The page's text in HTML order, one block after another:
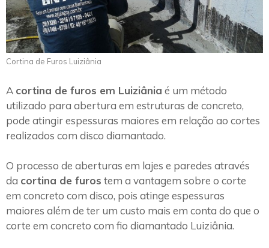
Cortina de Furos Luiziânia
A cortina de furos em Luiziânia é um método
utilizado para abertura em estruturas de concreto,
pode atingir espessuras maiores em relação ao cortes
realizados com disco diamantado.
O processo de aberturas em lajes e paredes através
da cortina de furos tem a vantagem sobre o corte
em concreto com disco, pois atinge espessuras
maiores além de ter um custo mais em conta do que o
corte em concreto com fio diamantado Luiziânia.